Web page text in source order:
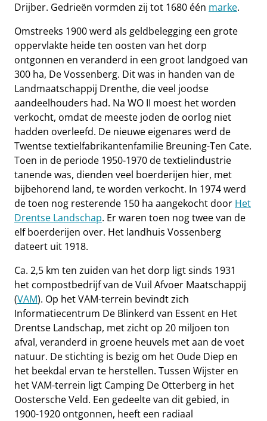
Drijber. Gedrieën vormden zij tot 1680 één marke.
Omstreeks 1900 werd als geldbelegging een grote
oppervlakte heide ten oosten van het dorp
ontgonnen en veranderd in een groot landgoed van
300 ha, De Vossenberg. Dit was in handen van de
Landmaatschappij Drenthe, die veel joodse
aandeelhouders had. Na WO II moest het worden
verkocht, omdat de meeste joden de oorlog niet
hadden overleefd. De nieuwe eigenares werd de
Twentse textielfabrikantenfamilie Breuning-Ten Cate.
Toen in de periode 1950-1970 de textielindustrie
tanende was, dienden veel boerderijen hier, met
bijbehorend land, te worden verkocht. In 1974 werd
de toen nog resterende 150 ha aangekocht door Het
Drentse Landschap. Er waren toen nog twee van de
elf boerderijen over. Het landhuis Vossenberg
dateert uit 1918.
Ca. 2,5 km ten zuiden van het dorp ligt sinds 1931
het compostbedrijf van de Vuil Afvoer Maatschappij
(VAM). Op het VAM-terrein bevindt zich
Informatiecentrum De Blinkerd van Essent en Het
Drentse Landschap, met zicht op 20 miljoen ton
afval, veranderd in groene heuvels met aan de voet
natuur. De stichting is bezig om het Oude Diep en
het beekdal ervan te herstellen. Tussen Wijster en
het VAM-terrein ligt Camping De Otterberg in het
Oostersche Veld. Een gedeelte van dit gebied, in
1900-1920 ontgonnen, heeft een radiaal